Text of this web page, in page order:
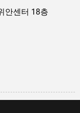
안센터 18층